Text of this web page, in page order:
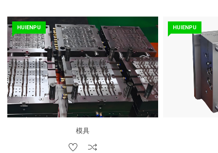
HUIENPU
模具
HUIENPU